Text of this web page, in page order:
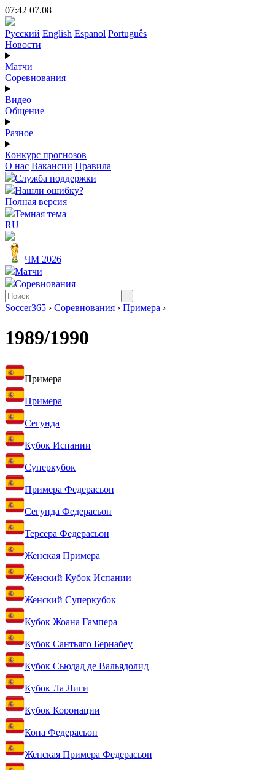
07:42 07.08
Русский English Espanol Português
Новости
Матчи
Соревнования
Видео
Общение
Разное
Конкурс прогнозов
О нас Вакансии Правила
Служба поддержки
Нашли ошибку?
Полная версия
Темная тема
RU
ЧМ 2026
Матчи
Соревнования
Soccer365 › Соревнования › Примера ›
1989/1990
Примера
Примера
Сегунда
Кубок Испании
Суперкубок
Примера Федерасьон
Сегунда Федерасьон
Терсера Федерасьон
Женская Примера
Женский Кубок Испании
Женский Суперкубок
Кубок Жоана Гампера
Кубок Сантьяго Бернабеу
Кубок Сьюдад де Вальядолид
Кубок Ла Лиги
Кубок Коронации
Копа Федерасьон
Женская Примера Федерасьон